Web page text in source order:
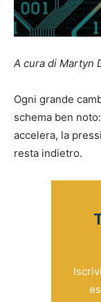
A cura di Martyn
Ogni grande
schema ben
accelera, la
resta indietro.